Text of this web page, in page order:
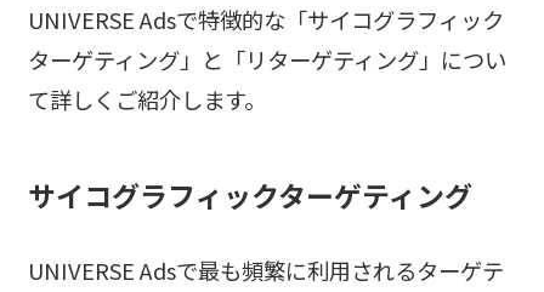
UNIVERSE Adsで特徴的な「サイコグラフィック
ターゲティング」と「リターゲティング」につい
て詳しくご紹介します。
サイコグラフィックターゲティング
UNIVERSE Adsで最も頻繁に利用されるターゲテ